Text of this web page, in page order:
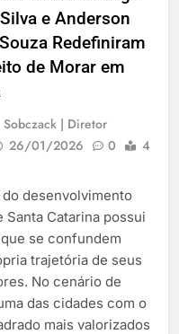
e Anderson
Redefiniram
de Morar em
Sobczack | Diretor
26/01/2026 0
4
desenvolvimento
Santa Catarina possui
se confundem
trajetória de seus
No cenário de
das cidades com o
mais valorizados